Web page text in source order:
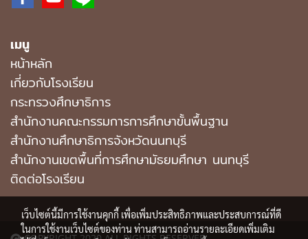
เมนู
หน้าหลัก
เกี่ยวกับโรงเรียน
กระทรวงศึกษาธิการ
สำนักงานคณะกรรมการการศึกษาขั้นพื้นฐาน
สำนักงานศึกษาธิการจังหวัดนนทบุรี
สํานักงานเขตพื้นที่การศึกษามัธยมศึกษา นนทบุรี
ติดต่อโรงเรียน
เว็บไซต์นี้มีการใช้งานคุกกี้ เพื่อเพิ่มประสิทธิภาพและประสบการณ์ที่ดี
ในการใช้งานเว็บไซต์ของท่าน ท่านสามารถอ่านรายละเอียดเพิ่มเติม